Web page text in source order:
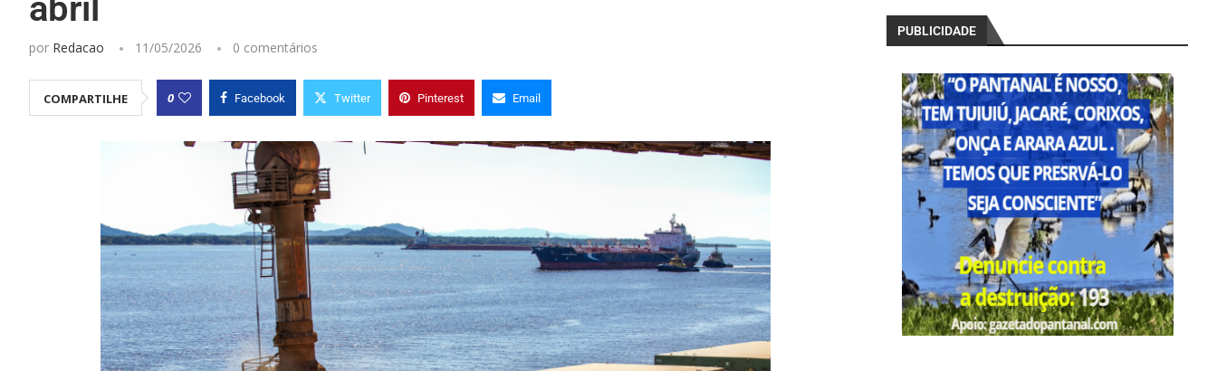
abril
por Redacao 11/05/2026 0 comentários
COMPARTILHE 0 Facebook Twitter Pinterest Email
PUBLICIDADE